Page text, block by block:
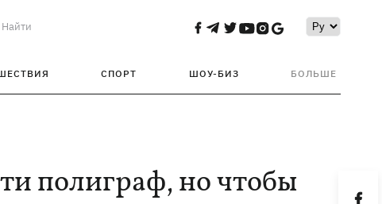
Найти
СПОРТ ШОУ-БИЗ БОЛЬШЕ
полиграф, но чтобы